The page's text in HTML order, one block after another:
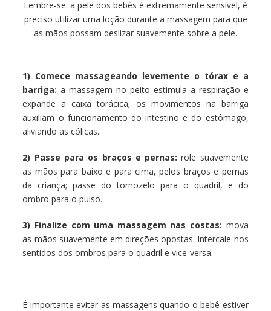
Lembre-se: a pele dos bebês é extremamente sensível, é
preciso utilizar uma loção durante a massagem para que
as mãos possam deslizar suavemente sobre a pele.
1) Comece massageando levemente o tórax e a
barriga: a massagem no peito estimula a respiração e
expande a caixa torácica; os movimentos na barriga
auxiliam o funcionamento do intestino e do estômago,
aliviando as cólicas.
2) Passe para os braços e pernas: role suavemente
as mãos para baixo e para cima, pelos braços e pernas
da criança; passe do tornozelo para o quadril, e do
ombro para o pulso.
3) Finalize com uma massagem nas costas: mova
as mãos suavemente em direções opostas. Intercale nos
sentidos dos ombros para o quadril e vice-versa.
É importante evitar as massagens quando o bebê estiver